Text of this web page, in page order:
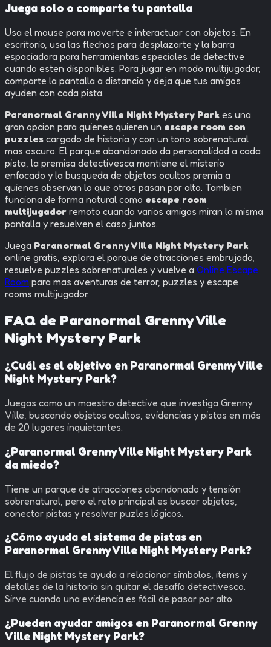
Juega solo o comparte tu pantalla
Usa el mouse para moverte e interactuar con objetos. En
escritorio, usa las flechas para desplazarte y la barra
espaciadora para herramientas especiales de detective
cuando esten disponibles. Para jugar en modo multijugador,
comparte la pantalla a distancia y deja que tus amigos
ayuden con cada pista.
Paranormal Grenny Ville Night Mystery Park es una
gran opcion para quienes quieren un escape room con
puzzles cargado de historia y con un tono sobrenatural
mas oscuro. El parque abandonado da personalidad a cada
pista, la premisa detectivesca mantiene el misterio
enfocado y la busqueda de objetos ocultos premia a
quienes observan lo que otros pasan por alto. Tambien
funciona de forma natural como escape room
multijugador remoto cuando varios amigos miran la misma
pantalla y resuelven el caso juntos.
Juega Paranormal Grenny Ville Night Mystery Park
online gratis, explora el parque de atracciones embrujado,
resuelve puzzles sobrenaturales y vuelve a Online Escape
Room para mas aventuras de terror, puzzles y escape
rooms multijugador.
FAQ de Paranormal Grenny Ville
Night Mystery Park
¿Cuál es el objetivo en Paranormal Grenny Ville
Night Mystery Park?
Juegas como un maestro detective que investiga Grenny
Ville, buscando objetos ocultos, evidencias y pistas en más
de 20 lugares inquietantes.
¿Paranormal Grenny Ville Night Mystery Park
da miedo?
Tiene un parque de atracciones abandonado y tensión
sobrenatural, pero el reto principal es buscar objetos,
conectar pistas y resolver puzles lógicos.
¿Cómo ayuda el sistema de pistas en
Paranormal Grenny Ville Night Mystery Park?
El flujo de pistas te ayuda a relacionar símbolos, items y
detalles de la historia sin quitar el desafío detectivesco.
Sirve cuando una evidencia es fácil de pasar por alto.
¿Pueden ayudar amigos en Paranormal Grenny
Ville Night Mystery Park?